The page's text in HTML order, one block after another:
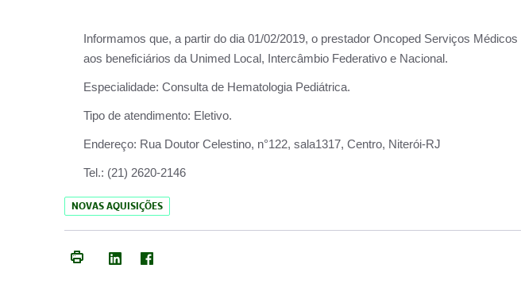
Informamos que, a partir do dia 01/02/2019, o prestador Oncoped Serviços Médicos
aos beneficiários da Unimed Local, Intercâmbio Federativo e Nacional.
Especialidade: Consulta de Hematologia Pediátrica.
Tipo de atendimento: Eletivo.
Endereço: Rua Doutor Celestino, n°122, sala1317, Centro, Niterói-RJ
Tel.: (21) 2620-2146
NOVAS AQUISIÇÕES